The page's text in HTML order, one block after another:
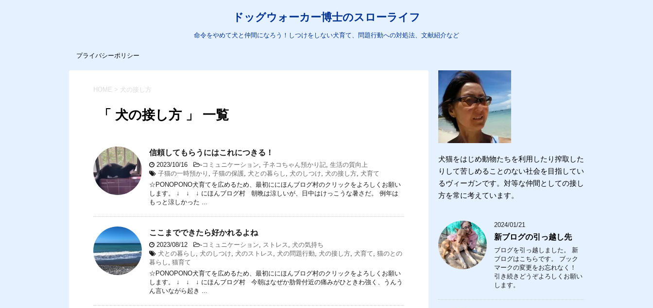
ドッグウォーカー博士のスローライフ
命令をやめて犬と仲間になろう！しつけをしない犬育て、問題行動への対処法、文献紹介など
プライバシーポリシー
HOME > 犬の接し方
「 犬の接し方 」 一覧
信頼してもらうにはこれにつきる！
2023/10/16 -コミュニケーション, 子ネコちゃん預かり記, 生活の質向上
子猫の一時預かり , 子猫の保護, 犬との暮らし , 犬のしつけ, 犬の接し方, 犬育て
☆PONOPONO犬育てを広めるため、最初ににほんブログ村のクリックをよろしくお願い
します。 ↓ ↓ ↓ にほんブログ村 朝晩は涼しいが、日中はけっこうな暑さだ。 例年は
もっと涼しかった ...
ここまでできたら好かれるよね
2023/08/12 -コミュニケーション, ストレス , 犬の気持ち
犬との暮らし , 犬のしつけ, 犬のストレス , 犬の問題行動, 犬の接し方, 犬育て, 猫のとの
暮らし , 猫育て
☆PONOPONO犬育てを広めるため、最初ににほんブログ村のクリックをよろしくお願い
します。 ↓ ↓ ↓ にほんブログ村 今朝はなぜか肋骨付近の痛みがひときわ強く、うんう
ん言いながら起き ...
犬猫をはじめ動物たちを利用したり搾取した
りして苦しめることのない社会を目指してい
るヴィーガンです。対等な仲間としての接し
方を常に考えています。
2024/01/21
新ブログの引っ越し先
ブログを引っ越しました。 新
ブログはこちらです。 ブック
マークの変更をお忘れなく！
引き続きどうぞよろしくお願い
します。